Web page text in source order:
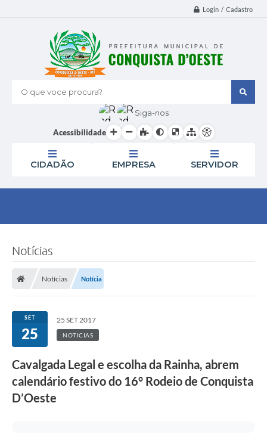
Login / Cadastro
O que voce procura?
Siga-nos
Acessibilidade
CIDADÃO EMPRESA SERVIDOR
Notícias
Notícias Notícia
SET
25
25 SET 2017
NOTICIAS
Cavalgada Legal e escolha da Rainha, abrem
calendário festivo do 16° Rodeio de Conquista
D’Oeste